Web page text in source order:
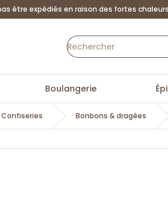
être expédiés en raison des fortes
Boulangerie
Confiseries Bonbons & dragées